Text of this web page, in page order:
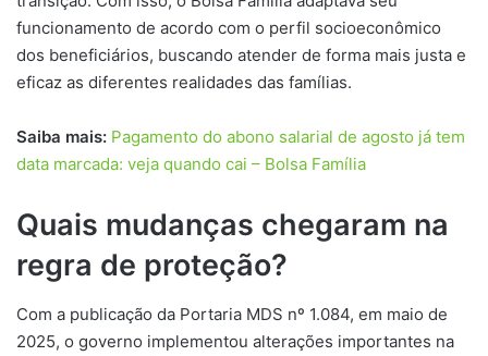
funcionamento de acordo com o perfil socioeconômico
dos beneficiários, buscando atender de forma mais justa e
eficaz as diferentes realidades das famílias.
Saiba mais: Pagamento do abono salarial de agosto já tem
data marcada: veja quando cai – Bolsa Família
Quais mudanças chegaram na
regra de proteção?
Com a publicação da Portaria MDS nº 1.084, em maio de
2025, o governo implementou alterações importantes na